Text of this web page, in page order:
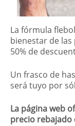
La fórmula
bienestar de
50% de
Un frasco de
será tuyo por
La página web
precio rebajado